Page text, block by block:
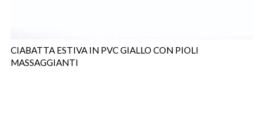
CIABATTA ESTIVA IN PVC GIALLO CON PIOLI
MASSAGGIANTI